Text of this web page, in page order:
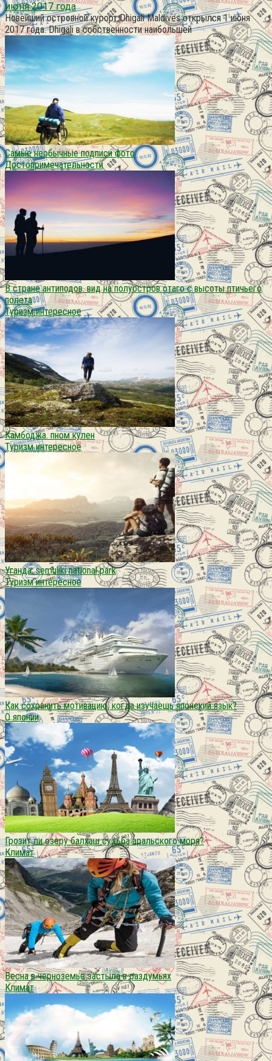
июня 2017 года
Новейший островной курорт Dhigali Maldives открылся 1 июня
2017 года. Dhigali в собственности наибольшей
Самые необычные подписи фото
Достопримечательности
В стране антиподов. вид на полуостров отаго с высоты птичьего
полета
Туризм интересное
Камбоджа. пном кулен
Туризм интересное
Уганда: semuliki national park
Туризм интересное
Как сохранить мотивацию, когда изучаешь японский язык?
О японии
Грозит ли озеру балхаш судьба аральского моря?
Климат
Весна в черноземье застыла в раздумьях
Климат